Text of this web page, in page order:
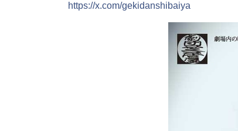
https://x.com/gekidanshibaiya